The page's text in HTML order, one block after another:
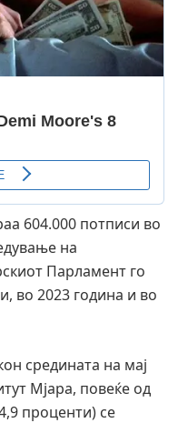
604.000 потписи во
на
Парламент го
во 2023 година и во
средината на мај
Мјара, повеќе од
проценти) се